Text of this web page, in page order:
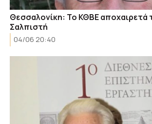
Θεσσαλονίκη: Το ΚΘΒΕ αποχαιρετά
Σαλπιστή
04/06 20:40